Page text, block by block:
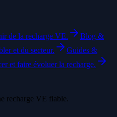
de la recharge VE.
Blog &
et du secteur.
Guides &
et faire évoluer la recharge.
recharge VE fiable.